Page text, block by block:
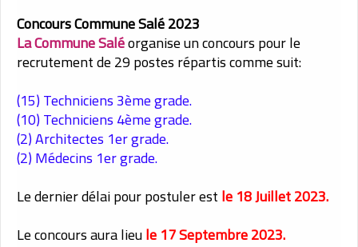
Concours Commune Salé 2023
La Commune Saléorganise un concours pour le
recrutement de 29 postes répartis comme suit:
(15) Techniciens 3ème grade.
(10) Techniciens 4ème grade.
(2) Architectes 1er grade.
(2) Médecins 1er grade.
Le dernier délai pour postuler estle 18 Juillet 2023.
Le concours aura lieule 17 Septembre 2023.